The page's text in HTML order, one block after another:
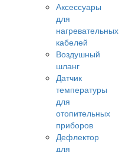
Аксессуары
для
нагревательных
кабелей
Воздушный
шланг
Датчик
температуры
для
отопительных
приборов
Дефлектор
для